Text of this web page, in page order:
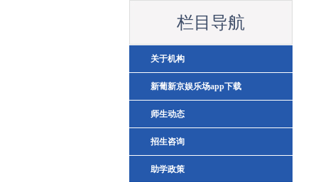
栏目导航
关于机构
新葡新京娱乐场app下载
师生动态
招生咨询
助学政策